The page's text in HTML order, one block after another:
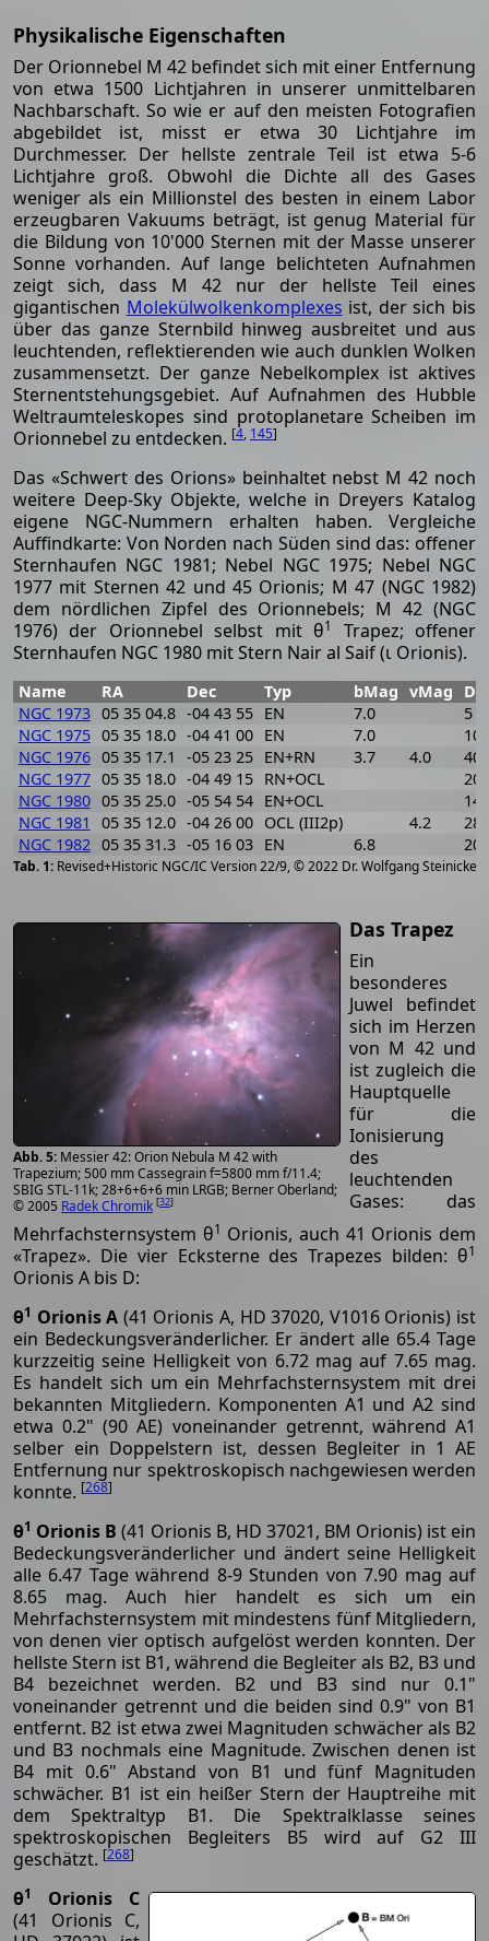
Physikalische Eigenschaften
Der Orionnebel M 42 befindet sich mit einer Entfernung
von etwa 1500 Lichtjahren in unserer unmittelbaren
Nachbarschaft. So wie er auf den meisten Fotografien
abgebildet ist, misst er etwa 30 Lichtjahre im
Durchmesser. Der hellste zentrale Teil ist etwa 5-6
Lichtjahre groß. Obwohl die Dichte all des Gases
weniger als ein Millionstel des besten in einem Labor
erzeugbaren Vakuums beträgt, ist genug Material für
die Bildung von 10'000 Sternen mit der Masse unserer
Sonne vorhanden. Auf lange belichteten Aufnahmen
zeigt sich, dass M 42 nur der hellste Teil eines
gigantischen Molekülwolkenkomplexes ist, der sich bis
über das ganze Sternbild hinweg ausbreitet und aus
leuchtenden, reflektierenden wie auch dunklen Wolken
zusammensetzt. Der ganze Nebelkomplex ist aktives
Sternentstehungsgebiet. Auf Aufnahmen des Hubble
Weltraumteleskopes sind protoplanetare Scheiben im
Orionnebel zu entdecken. [4, 145]
Das «Schwert des Orions» beinhaltet nebst M 42 noch
weitere Deep-Sky Objekte, welche in Dreyers Katalog
eigene NGC-Nummern erhalten haben. Vergleiche
Auffindkarte: Von Norden nach Süden sind das: offener
Sternhaufen NGC 1981; Nebel NGC 1975; Nebel NGC
1977 mit Sternen 42 und 45 Orionis; M 47 (NGC 1982)
dem nördlichen Zipfel des Orionnebels; M 42 (NGC
1976) der Orionnebel selbst mit θ1
Trapez; offener
Sternhaufen NGC 1980 mit Stern Nair al Saif (ι Orionis).
Revised+Historic NGC/IC Version 22/9, © 2022 Dr. Wolfgang Steinicke
Name RA Dec Typ bMag vMag
NGC 1973 05 35 04.8 -04 43 55 EN 7.0
5
NGC 1975 05 35 18.0 -04 41 00 EN 7.0
10
NGC 1976 05 35 17.1 -05 23 25 EN+RN 3.7 4.0
40
NGC 1977 05 35 18.0 -04 49 15 RN+OCL
20
NGC 1980 05 35 25.0 -05 54 54 EN+OCL
14
NGC 1981
05 35 12.0 -04 26 00 OCL (III2p) 4.2
28
NGC 1982 05 35 31.3 -05 16 03 EN 6.8 20
Messier 42: Orion Nebula M 42 with
Trapezium; 500 mm Cassegrain f=5800 mm f/11.4;
SBIG STL-11k; 28+6+6+6 min LRGB; Berner Oberland;
© 2005 Radek Chromik [32]
Das Trapez
Ein
besonderes
Juwel befindet
sich im Herzen
von M 42 und
ist zugleich die
Hauptquelle
für die
Ionisierung
des
leuchtenden
Gases: das
Mehrfachsternsystem θ1 Orionis, auch 41 Orionis dem
«Trapez». Die vier Ecksterne des Trapezes bilden: θ1
Orionis A bis D:
θ1 Orionis A (41 Orionis A, HD 37020, V1016 Orionis) ist
ein Bedeckungsveränderlicher. Er ändert alle 65.4 Tage
kurzzeitig seine Helligkeit von 6.72 mag auf 7.65 mag.
Es handelt sich um ein Mehrfachsternsystem mit drei
bekannten Mitgliedern. Komponenten A1 und A2 sind
etwa 0.2" (90 AE) voneinander getrennt, während A1
selber ein Doppelstern ist, dessen Begleiter in 1 AE
Entfernung nur spektroskopisch nachgewiesen werden
konnte. [268]
θ1 Orionis B (41 Orionis B, HD 37021, BM Orionis) ist ein
Bedeckungsveränderlicher und ändert seine Helligkeit
alle 6.47 Tage während 8-9 Stunden von 7.90 mag auf
8.65 mag. Auch hier handelt es sich um ein
Mehrfachsternsystem mit mindestens fünf Mitgliedern,
von denen vier optisch aufgelöst werden konnten. Der
hellste Stern ist B1, während die Begleiter als B2, B3 und
B4 bezeichnet werden. B2 und B3 sind nur 0.1"
voneinander getrennt und die beiden sind 0.9" von B1
entfernt. B2 ist etwa zwei Magnituden schwächer als B2
und B3 nochmals eine Magnitude. Zwischen denen ist
B4 mit 0.6" Abstand von B1 und fünf Magnituden
schwächer. B1 ist ein heißer Stern der Hauptreihe mit
dem Spektraltyp B1. Die Spektralklasse seines
spektroskopischen Begleiters B5 wird auf G2 III
geschätzt. [268]
θ1
Orionis C
(41 Orionis C,